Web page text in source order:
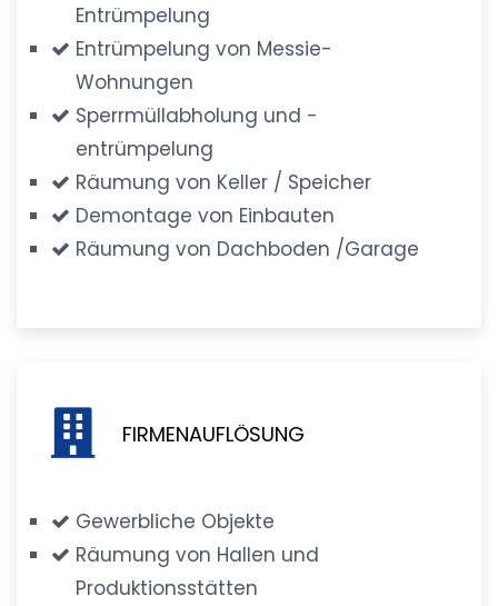
Entrümpelung
Entrümpelung von Messie-
Wohnungen
Sperrmüllabholung und -
entrümpelung
Räumung von Keller / Speicher
Demontage von Einbauten
Räumung von Dachboden /Garage
FIRMENAUFLÖSUNG
Gewerbliche Objekte
Räumung von Hallen und
Produktionsstätten